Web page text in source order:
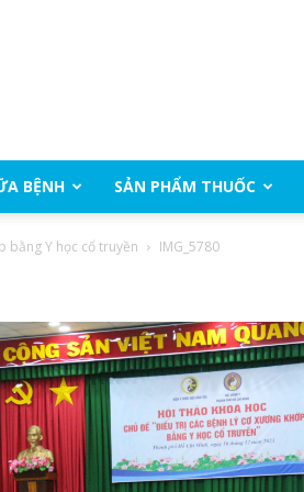
BỆNH SẢN PHẨM THUỐC
bằng Y học cổ truyền IMG_5780